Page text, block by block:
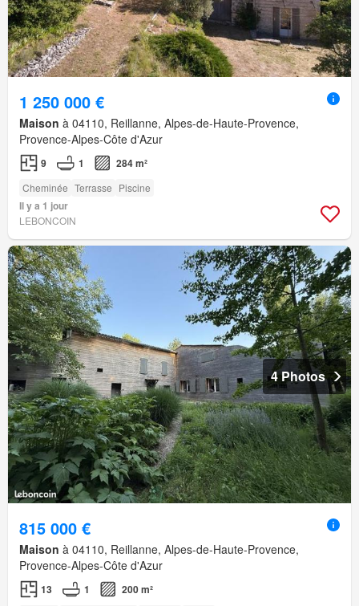
1 250 000 €
Maison à 04110, Reillanne, Alpes-de-Haute-Provence,
Provence-Alpes-Côte d'Azur
9 1 284 m²
Cheminée Terrasse Piscine
Il y a 1 jour
LEBONCOIN
4 Photos
815 000 €
Maison à 04110, Reillanne, Alpes-de-Haute-Provence,
Provence-Alpes-Côte d'Azur
13 1 200 m²